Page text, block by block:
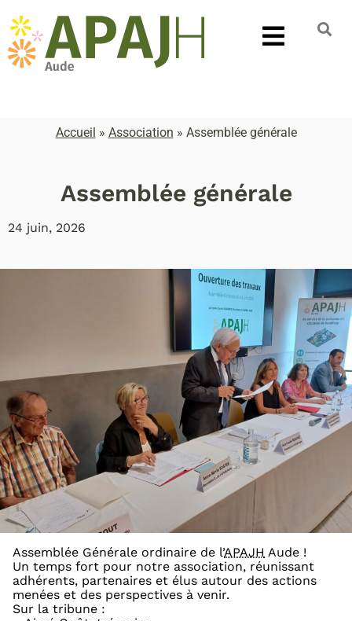
Accueil » Association » Assemblée générale
Assemblée générale
24 juin, 2026
Assemblée Générale ordinaire de l’APAJH Aude !
Un temps fort pour notre association, réunissant
adhérents, partenaires et élus autour des actions
menées et des perspectives à venir.
Sur la tribune :